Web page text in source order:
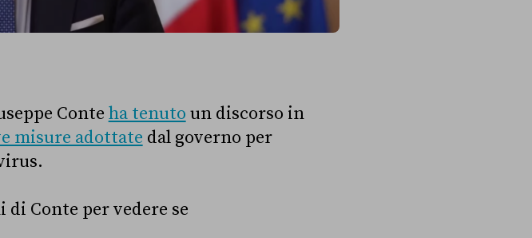
Conte ha tenuto un discorso in
misure adottate dal governo per
Conte per vedere se